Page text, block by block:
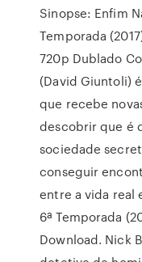
Sinopse: Enfim
Temporada
720p Dublado
(David Giuntoli)
que recebe
descobrir que é
sociedade
conseguir
entre a vida real
6ª Temporada
Download. Nick